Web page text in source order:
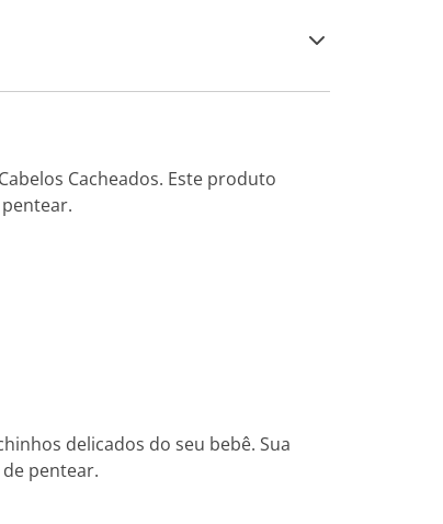
Cacheados. Este produto
delicados do seu bebê. Sua
pentear.